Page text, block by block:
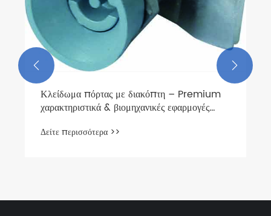
Κλείδωμα πόρτας με διακόπτη – Premium
χαρακτηριστικά & βιομηχανικές εφαρμογές
Δείτε περισσότερα >>
 